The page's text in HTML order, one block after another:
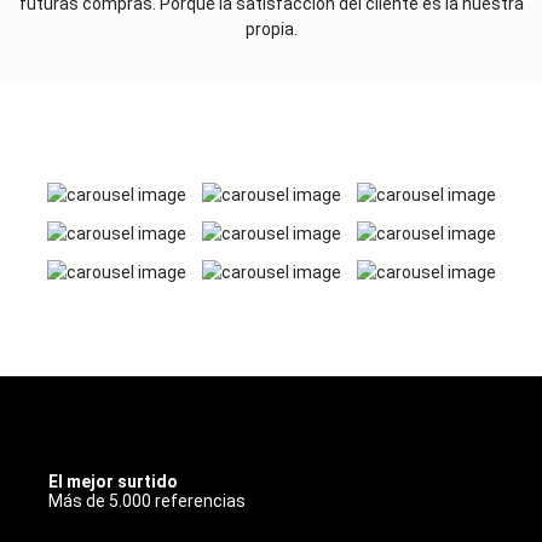
futuras compras. Porque la satisfacción del cliente es la nuestra
propia.
El mejor surtido
Más de 5.000 referencias